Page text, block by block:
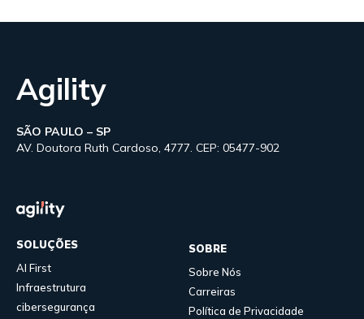
Agility
SÃO PAULO – SP
AV. Doutora Ruth Cardoso, 4777. CEP: 05477-902
SOLUÇÕES
AI First
Infraestrutura
cibersegurança
SOBRE
Sobre Nós
Carreiras
Política de Privacidade